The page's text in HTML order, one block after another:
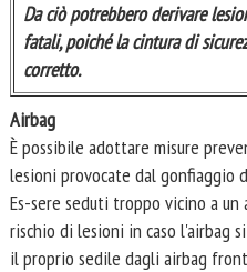
Da ciò potrebbero derivare
fatali, poiché la cintura di
corretto.
Airbag
È possibile adottare misure
lesioni provocate dal gonfiaggio
Es-sere seduti troppo vicino a
rischio di lesioni in caso l'airbag
il proprio sedile dagli airbag